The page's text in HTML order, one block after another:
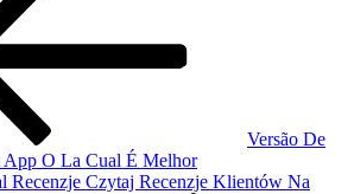
Versão De
O La Cual É Melhor
Recenzje Czytaj Recenzje Klientów Na